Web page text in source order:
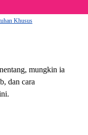
Khusus
mungkin ia
dan cara